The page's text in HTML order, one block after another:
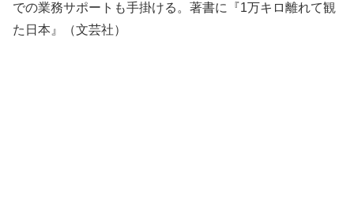
での業務サポートも手掛ける。著書に『1万キロ離れて観
た日本』（文芸社）